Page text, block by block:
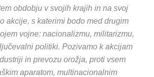
obdobju v svojih krajih in na svoj
akcije, s katerimi bodo med drugim
vojne: nacionalizmu, militarizmu,
politiki. Pozivamo k akcijam
in prevozu orožja, proti vsem
aparatom, multinacionalnim